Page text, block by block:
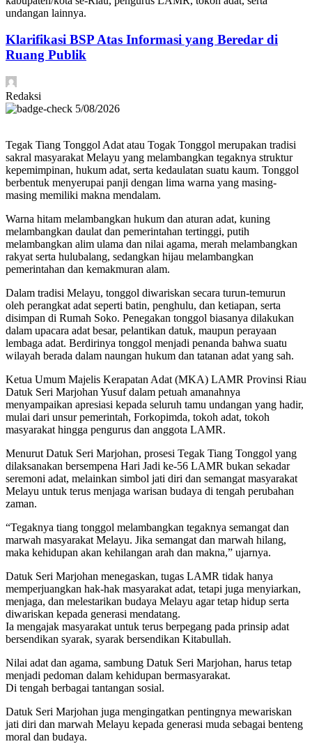
undangan lainnya.
Klarifikasi BSP Atas Informasi yang Beredar di
Ruang Publik
Redaksi
5/08/2026
Tegak Tiang Tonggol Adat atau Togak Tonggol merupakan tradisi
sakral masyarakat Melayu yang melambangkan tegaknya struktur
kepemimpinan, hukum adat, serta kedaulatan suatu kaum. Tonggol
berbentuk menyerupai panji dengan lima warna yang masing-
masing memiliki makna mendalam.
Warna hitam melambangkan hukum dan aturan adat, kuning
melambangkan daulat dan pemerintahan tertinggi, putih
melambangkan alim ulama dan nilai agama, merah melambangkan
rakyat serta hulubalang, sedangkan hijau melambangkan
pemerintahan dan kemakmuran alam.
Dalam tradisi Melayu, tonggol diwariskan secara turun-temurun
oleh perangkat adat seperti batin, penghulu, dan ketiapan, serta
disimpan di Rumah Soko. Penegakan tonggol biasanya dilakukan
dalam upacara adat besar, pelantikan datuk, maupun perayaan
lembaga adat. Berdirinya tonggol menjadi penanda bahwa suatu
wilayah berada dalam naungan hukum dan tatanan adat yang sah.
Ketua Umum Majelis Kerapatan Adat (MKA) LAMR Provinsi Riau
Datuk Seri Marjohan Yusuf dalam petuah amanahnya
menyampaikan apresiasi kepada seluruh tamu undangan yang hadir,
mulai dari unsur pemerintah, Forkopimda, tokoh adat, tokoh
masyarakat hingga pengurus dan anggota LAMR.
Menurut Datuk Seri Marjohan, prosesi Tegak Tiang Tonggol yang
dilaksanakan bersempena Hari Jadi ke-56 LAMR bukan sekadar
seremoni adat, melainkan simbol jati diri dan semangat masyarakat
Melayu untuk terus menjaga warisan budaya di tengah perubahan
zaman.
“Tegaknya tiang tonggol melambangkan tegaknya semangat dan
marwah masyarakat Melayu. Jika semangat dan marwah hilang,
maka kehidupan akan kehilangan arah dan makna,” ujarnya.
Datuk Seri Marjohan menegaskan, tugas LAMR tidak hanya
memperjuangkan hak-hak masyarakat adat, tetapi juga menyiarkan,
menjaga, dan melestarikan budaya Melayu agar tetap hidup serta
diwariskan kepada generasi mendatang.
Ia mengajak masyarakat untuk terus berpegang pada prinsip adat
bersendikan syarak, syarak bersendikan Kitabullah.
Nilai adat dan agama, sambung Datuk Seri Marjohan, harus tetap
menjadi pedoman dalam kehidupan bermasyarakat.
Di tengah berbagai tantangan sosial.
Datuk Seri Marjohan juga mengingatkan pentingnya mewariskan
jati diri dan marwah Melayu kepada generasi muda sebagai benteng
moral dan budaya.